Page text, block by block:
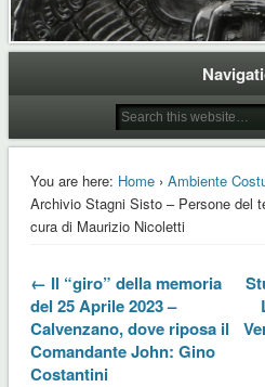
You are here: Home› Ambiente
Archivio Stagni Sisto – Persone del
cura di Maurizio Nicoletti
← Il “giro” della memoria
del 25 Aprile 2023 –
Calvenzano, dove riposa il
Comandante John: Gino
Costantini